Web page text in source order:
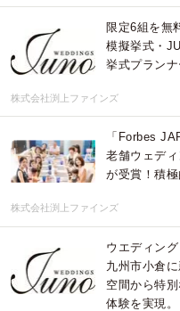
限定6組を無
模擬挙式・
挙式プランナ
株式会社渕上ファインズ
「Forbes
老舗ウェデ
が受賞！積極
株式会社渕上ファインズ
ウエディン
九州市小倉
空間から特
体験を実現。